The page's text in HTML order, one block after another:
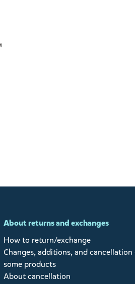
About returns and exchanges
How to return/exchange
Changes, additions, and
some products
About cancellation